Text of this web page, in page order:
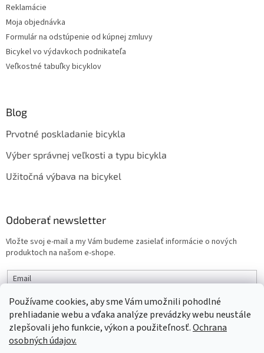
Používame cookies, aby sme Vám umožnili pohodlné
prehliadanie webu a vďaka analýze prevádzky webu neustále
zlepšovali jeho funkcie, výkon a použiteľnosť.Ochrana
osobných údajov.
Reklamácie
Moja objednávka
Formulár na odstúpenie od kúpnej zmluvy
Bicykel vo výdavkoch podnikateľa
Veľkostné tabuľky bicyklov
Blog
Prvotné poskladanie bicykla
Výber správnej veľkosti a typu bicykla
Užitočná výbava na bicykel
Odoberať newsletter
Vložte svoj e-mail a my Vám budeme zasielať informácie o nových
produktoch na našom e-shope.
Email
PRIHLÁSIŤ SA